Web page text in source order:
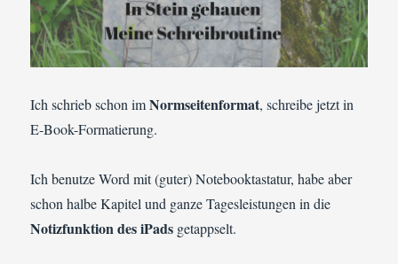
Ich schrieb schon imNormseitenformat, schreibe jetzt in
E-Book-Formatierung.
Ich benutze Word mit (guter) Notebooktastatur, habe aber
schon halbe Kapitel und ganze Tagesleistungen in die
Notizfunktion des iPads getappselt.